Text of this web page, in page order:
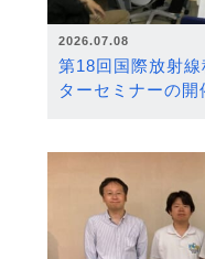
2026.07.08
第18回国際放射
ターセミナーの開